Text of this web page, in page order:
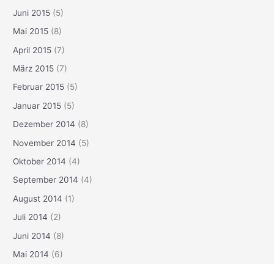
Juni 2015 (5)
Mai 2015 (8)
April 2015 (7)
März 2015 (7)
Februar 2015 (5)
Januar 2015 (5)
Dezember 2014 (8)
November 2014 (5)
Oktober 2014 (4)
September 2014 (4)
August 2014 (1)
Juli 2014 (2)
Juni 2014 (8)
Mai 2014 (6)